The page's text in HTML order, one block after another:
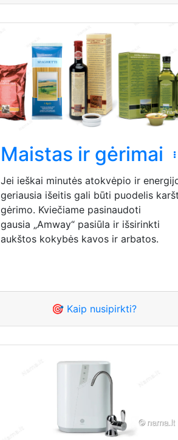
Maistas ir gėrimai
Jei ieškai minutės atokvėpio ir
geriausia išeitis gali būti puodelis
gėrimo. Kviečiame pasinaudoti
gausia „Amway“ pasiūla ir išsirinkti
aukštos kokybės kavos ir arbatos.
🎯 Kaip nusipirkti?